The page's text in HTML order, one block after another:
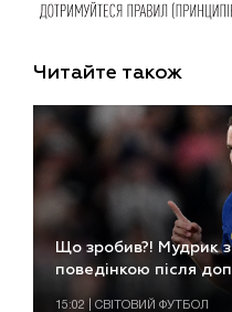
Читайте також
Що зробив?! Мудрик
поведінкою після
15:02 | СВІТОВИЙ ФУТБОЛ